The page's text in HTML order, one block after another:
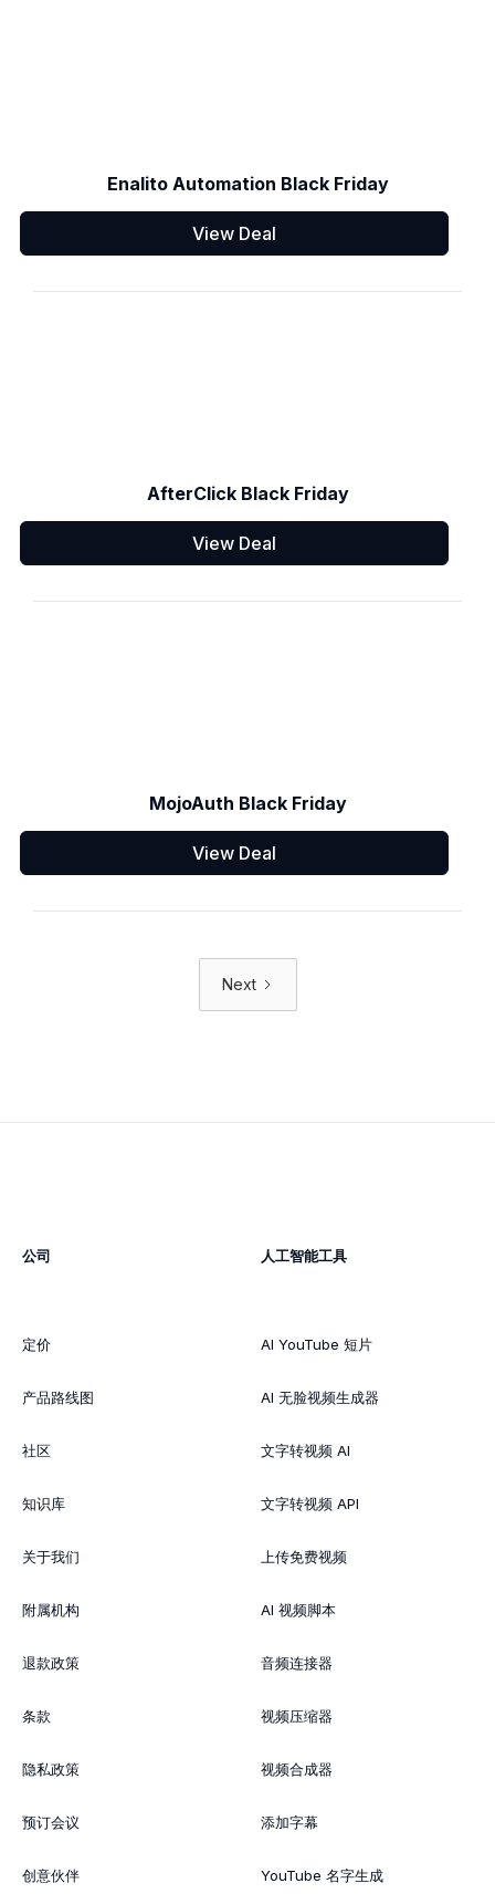
Enalito Automation Black Friday
View Deal
AfterClick Black Friday
View Deal
MojoAuth Black Friday
View Deal
Next
公司
定价
产品路线图
社区
知识库
关于我们
附属机构
退款政策
条款
隐私政策
预订会议
创意伙伴
人工智能工具
AI YouTube 短片
AI 无脸视频生成器
文字转视频 AI
文字转视频 API
上传免费视频
AI 视频脚本
音频连接器
视频压缩器
视频合成器
添加字幕
YouTube 名字生成